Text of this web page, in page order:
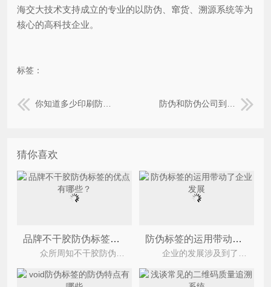
海交大技术支持成立的专业的以防伪、窜货、溯源系统等为
核心的高科技企业。
标签：
你知道多少印刷防伪技术？ 防伪和防伪公司到底是什么？
猜你喜欢
品牌不干胶防伪标签的优点有哪些？ 防伪标签的运用带动了企业发展